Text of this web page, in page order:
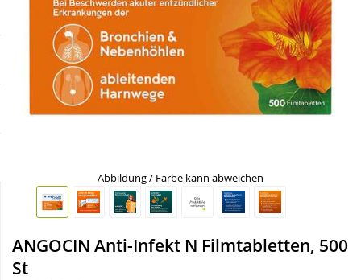
Schnäppchen
Sparsets
Körperpflege & Kosmetik
Liebe & Erotik
Mutter & Kind
Natur & Homöopathie
Sanitätshaus
Abbildung / Farbe kann abweichen
ANGOCIN Anti-Infekt N Filmtabletten, 500
St